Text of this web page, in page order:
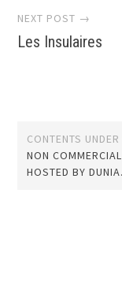
NEXT POST →
Les Insulaires
CONTENTS
NON
HOSTED BY